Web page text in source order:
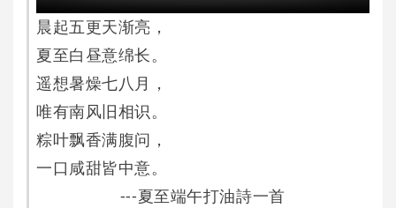
晨起五更天渐亮，
夏至白昼意绵长。
遥想暑燥七八月，
唯有南风旧相识。
粽叶飘香满腹问，
一口咸甜皆中意。
---夏至端午打油詩一首